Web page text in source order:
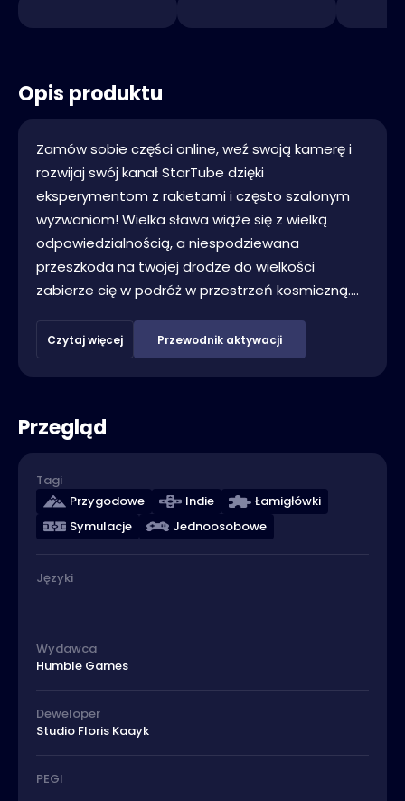
Opis produktu
Zamów sobie części online, weź swoją kamerę i
rozwijaj swój kanał StarTube dzięki
eksperymentom z rakietami i często szalonym
wyzwaniom! Wielka sława wiąże się z wielką
odpowiedzialnością, a niespodziewana
przeszkoda na twojej drodze do wielkości
zabierze cię w podróż w przestrzeń kosmiczną....
Czytaj więcej Przewodnik aktywacji
Przegląd
Tagi
Przygodowe
Indie
Łamigłówki
Symulacje
Jednoosobowe
Języki
Wydawca
Humble Games
Deweloper
Studio Floris Kaayk
PEGI